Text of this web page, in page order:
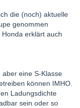
die (noch) aktuelle
genommen
erklärt auch
eine S-Klasse
können IMHO.
Ladungsdichte
sein oder so